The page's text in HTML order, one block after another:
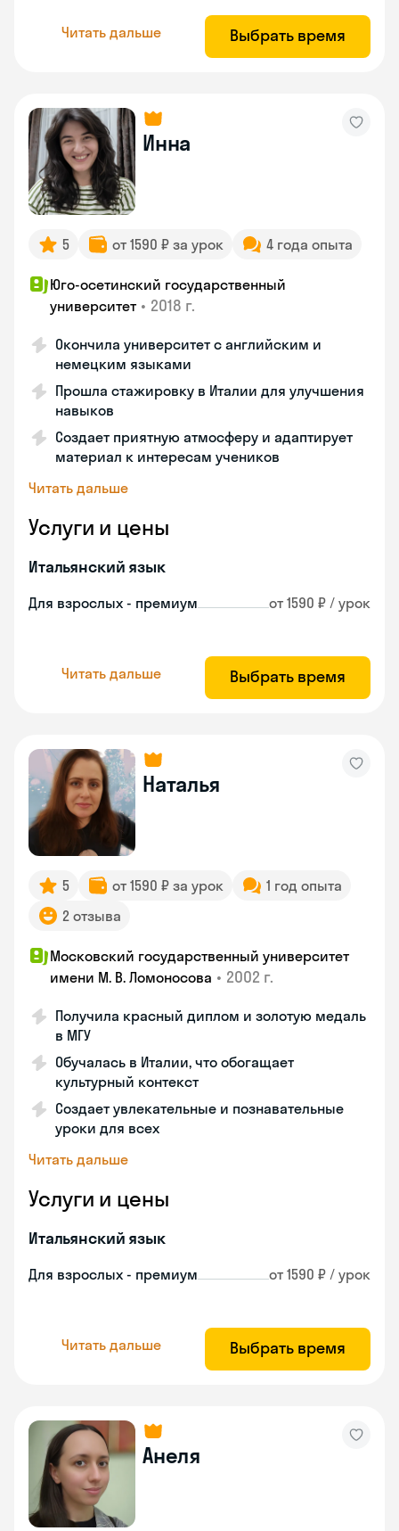
Читать дальше Выбрать время
Инна
5 от 1590 ₽ за урок 4 года опыта
Юго-осетинский государственный
университет • 2018 г.
Окончила университет с английским и
немецким языками
Прошла стажировку в Италии для улучшения
навыков
Создает приятную атмосферу и адаптирует
материал к интересам учеников
Читать дальше
Услуги и цены
Итальянский язык
Для взрослых - премиум от 1590 ₽ / урок
Читать дальше Выбрать время
Наталья
5 от 1590 ₽ за урок
1 год опыта
2 отзыва
Московский государственный университет
имени М. В. Ломоносова • 2002 г.
Получила красный диплом и золотую медаль
в МГУ
Обучалась в Италии, что обогащает
культурный контекст
Создает увлекательные и познавательные
уроки для всех
Читать дальше
Услуги и цены
Итальянский язык
Для взрослых - премиум от 1590 ₽ / урок
Читать дальше Выбрать время
Анеля